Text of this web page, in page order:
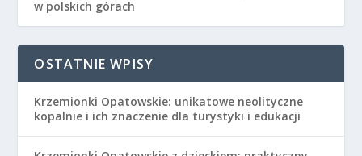
w polskich górach
OSTATNIE WPISY
Krzemionki Opatowskie: unikatowe neolityczne
kopalnie i ich znaczenie dla turystyki i edukacji